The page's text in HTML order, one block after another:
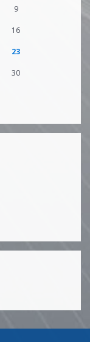
9
16
23
30